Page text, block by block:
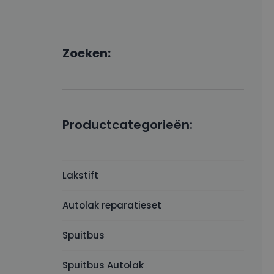
Zoeken:
Productcategorieën:
Lakstift
Autolak reparatieset
Spuitbus
Spuitbus Autolak